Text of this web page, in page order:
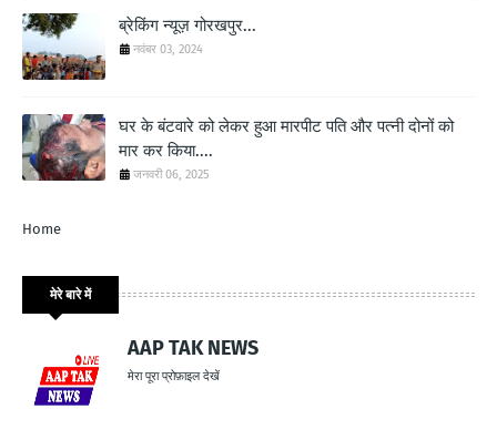
ब्रेकिंग न्यूज़ गोरखपुर...
नवंबर 03, 2024
घर के बंटवारे को लेकर हुआ मारपीट पति और पत्नी दोनों को
मार कर किया....
जनवरी 06, 2025
Home
मेरे बारे में
AAP TAK NEWS
मेरा पूरा प्रोफ़ाइल देखें